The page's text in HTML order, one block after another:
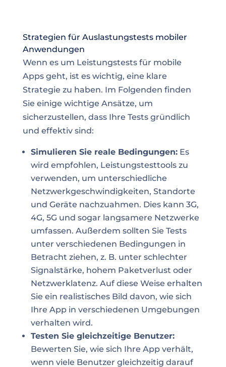
Strategien für Auslastungstests mobiler
Anwendungen
Wenn es um Leistungstests für mobile
Apps geht, ist es wichtig, eine klare
Strategie zu haben. Im Folgenden finden
Sie einige wichtige Ansätze, um
sicherzustellen, dass Ihre Tests gründlich
und effektiv sind:
Simulieren Sie reale Bedingungen:Es
wird empfohlen, Leistungstesttools zu
verwenden, um unterschiedliche
Netzwerkgeschwindigkeiten, Standorte
und Geräte nachzuahmen. Dies kann 3G,
4G, 5G und sogar langsamere Netzwerke
umfassen. Außerdem sollten Sie Tests
unter verschiedenen Bedingungen in
Betracht ziehen, z. B. unter schlechter
Signalstärke, hohem Paketverlust oder
Netzwerklatenz. Auf diese Weise erhalten
Sie ein realistisches Bild davon, wie sich
Ihre App in verschiedenen Umgebungen
verhalten wird.
Testen Sie gleichzeitige Benutzer:
Bewerten Sie, wie sich Ihre App verhält,
wenn viele Benutzer gleichzeitig darauf